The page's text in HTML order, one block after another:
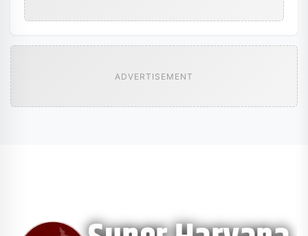
ADVERTISEMENT